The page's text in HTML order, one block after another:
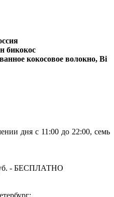
бикокос
кокосовое волокно, Bi
дня с 11:00 до 22:00, семь
- БЕСПЛАТНО